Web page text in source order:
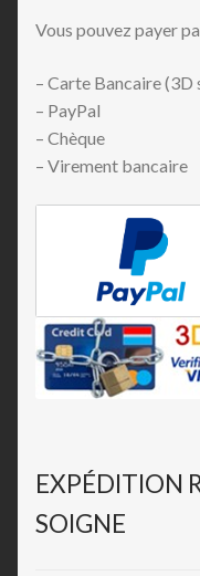
Vous pouvez payer
– Carte Bancaire (3D
– PayPal
– Chèque
– Virement bancaire
EXPÉDITION
SOIGNE